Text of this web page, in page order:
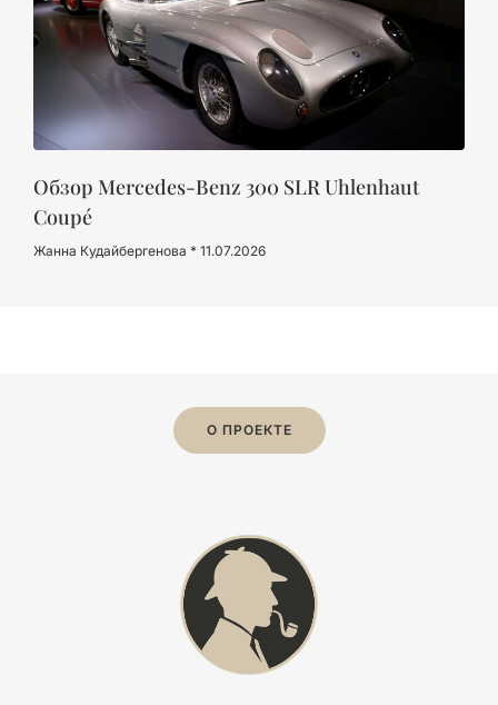
Обзор Mercedes-Benz 300 SLR Uhlenhaut
Coupé
Жанна Кудайбергенова 11.07.2026
О ПРОЕКТЕ